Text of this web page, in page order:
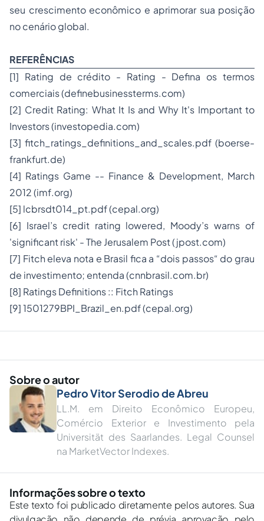
seu crescimento econômico e aprimorar sua posição
no cenário global.
REFERÊNCIAS
[1] Rating de crédito - Rating - Defina os termos
comerciais (definebusinessterms.com)
[2] Credit Rating: What It Is and Why It's Important to
Investors (investopedia.com)
[3] fitch_ratings_definitions_and_scales.pdf (boerse-
frankfurt.de)
[4] Ratings Game -- Finance & Development, March
2012 (imf.org)
[5] lcbrsdt014_pt.pdf (cepal.org)
[6] Israel’s credit rating lowered, Moody’s warns of
'significant risk' - The Jerusalem Post (jpost.com)
[7] Fitch eleva nota e Brasil fica a “dois passos“ do grau
de investimento; entenda (cnnbrasil.com.br)
[8] Ratings Definitions :: Fitch Ratings
[9]1501279BPI_Brazil_en.pdf (cepal.org)
Sobre o autor
Pedro Vitor Serodio de Abreu
LL.M. em Direito Econômico Europeu,
Comércio Exterior e Investimento pela
Universität des Saarlandes. Legal Counsel
na MarketVector Indexes.
Informações sobre o texto
Este texto foi publicado diretamente pelos autores. Sua